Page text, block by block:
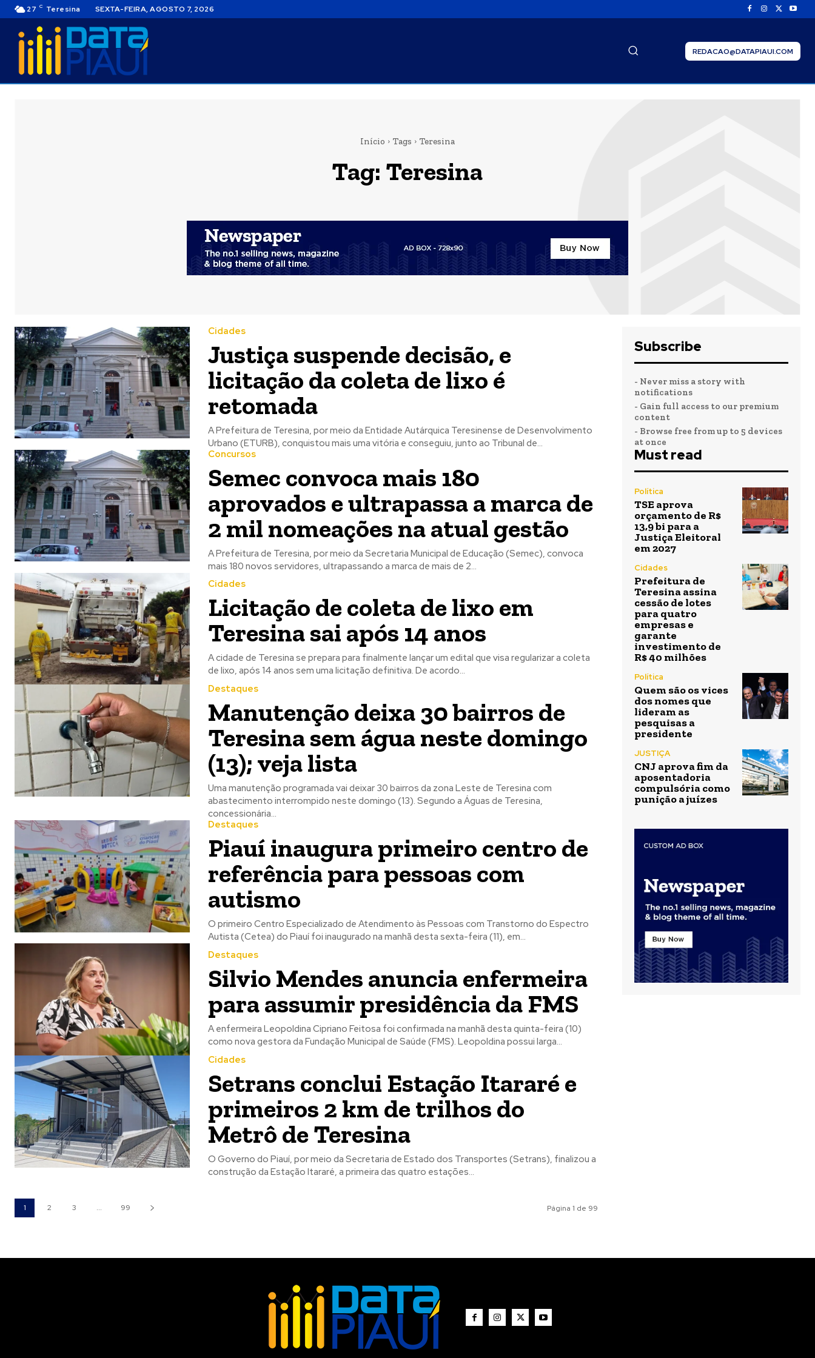
27 C Teresina SEXTA-FEIRA, AGOSTO 7, 2026
REDACAO@DATAPIAUI.COM
Início Tags Teresina
Tag: Teresina
Cidades
Justiça suspende decisão, e
licitação da coleta de lixo é
retomada
A Prefeitura de Teresina, por meio da Entidade Autárquica Teresinense de Desenvolvimento
Urbano (ETURB), conquistou mais uma vitória e conseguiu, junto ao Tribunal de...
Concursos
Semec convoca mais 180
aprovados e ultrapassa a marca de
2 mil nomeações na atual gestão
A Prefeitura de Teresina, por meio da Secretaria Municipal de Educação (Semec), convoca
mais 180 novos servidores, ultrapassando a marca de mais de 2...
Cidades
Licitação de coleta de lixo em
Teresina sai após 14 anos
A cidade de Teresina se prepara para finalmente lançar um edital que visa regularizar a coleta
de lixo, após 14 anos sem uma licitação definitiva. De acordo...
Destaques
Manutenção deixa 30 bairros de
Teresina sem água neste domingo
(13); veja lista
Uma manutenção programada vai deixar 30 bairros da zona Leste de Teresina com
abastecimento interrompido neste domingo (13). Segundo a Águas de Teresina,
concessionária...
Destaques
Piauí inaugura primeiro centro de
referência para pessoas com
autismo
O primeiro Centro Especializado de Atendimento às Pessoas com Transtorno do Espectro
Autista (Cetea) do Piauí foi inaugurado na manhã desta sexta-feira (11), em...
Destaques
Silvio Mendes anuncia enfermeira
para assumir presidência da FMS
A enfermeira Leopoldina Cipriano Feitosa foi confirmada na manhã desta quinta-feira (10)
como nova gestora da Fundação Municipal de Saúde (FMS). Leopoldina possui larga...
Cidades
Setrans conclui Estação Itararé e
primeiros 2 km de trilhos do
Metrô de Teresina
O Governo do Piauí, por meio da Secretaria de Estado dos Transportes (Setrans), finalizou a
construção da Estação Itararé, a primeira das quatro estações...
1 2 3 ... 99 Página 1 de 99
Subscribe
- Never miss a story with
notifications
- Gain full access to our premium
content
- Browse free from up to 5 devices
at once
Must read
Política
TSE aprova
orçamento de R$
13,9 bi para a
Justiça Eleitoral
em 2027
Cidades
Prefeitura de
Teresina assina
cessão de lotes
para quatro
empresas e
garante
investimento de
R$ 40 milhões
Política
Quem são os vices
dos nomes que
lideram as
pesquisas a
presidente
JUSTIÇA
CNJ aprova fim da
aposentadoria
compulsória como
punição a juízes